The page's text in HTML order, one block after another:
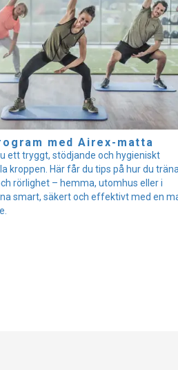
med Airex-matta
ett tryggt, stödjande och hygieniskt
kroppen. Här får du tips på hur du
rörlighet – hemma, utomhus eller i
smart, säkert och effektivt med en